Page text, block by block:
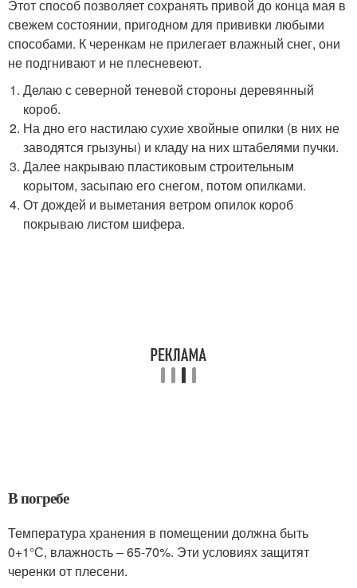
Этот способ позволяет сохранять привой до конца мая в
свежем состоянии, пригодном для прививки любыми
способами. К черенкам не прилегает влажный снег, они
не подгнивают и не плесневеют.
Делаю с северной теневой стороны деревянный
короб.
На дно его настилаю сухие хвойные опилки (в них не
заводятся грызуны) и кладу на них штабелями пучки.
Далее накрываю пластиковым строительным
корытом, засыпаю его снегом, потом опилками.
От дождей и выметания ветром опилок короб
покрываю листом шифера.
В погребе
Температура хранения в помещении должна быть
0+1°С, влажность – 65-70%. Эти условиях защитят
черенки от плесени.